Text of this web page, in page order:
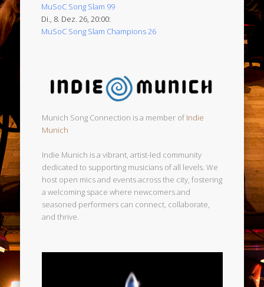
MuSoC Song Slam 99
Di., 8. Dez. 26, 20:00:
MuSoC Song Slam Champions 26
Munich Song Connection is a member ofIndie
Munich
Indie Munich is a vibrant, artist-led community
dedicated to supporting musicians of all levels. We
host open mics and events across the city, fostering
a welcoming space where newcomers and
seasoned performers can connect, collaborate,
and thrive.